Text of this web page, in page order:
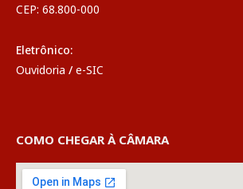
CEP: 68.800-000
Eletrônico:
Ouvidoria / e-SIC
COMO CHEGAR À CÂMARA